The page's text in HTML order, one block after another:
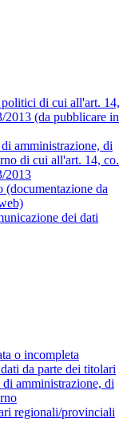
di cui all'art. 14,
2013 (da pubblicare in
amministrazione, di
di cui all'art. 14, co.
2013
(documentazione da
dei dati
o incompleta
da parte dei titolari
amministrazione, di
regionali/provinciali